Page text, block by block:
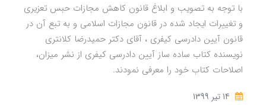
با توجه به تصویب و ابلاغ قانون کاهش مجازات حبس تعزیری
و تغییرات ایجاد شده در قانون مجازات اسلامی و به تبع آن در
قانون آیین دادرسی کیفری ، آقای دکتر حمیدرضا کلانتری
نویسنده کتاب ساده ساز آیین دادرسی کیفری از نشر میزان،
اصلاحات کتاب خود را معرفی نمودند.